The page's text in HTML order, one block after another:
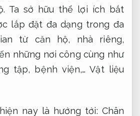
Ta sở hữu thể lợi ích bắt
lắp đặt đa dạng trong đa
từ căn hộ, nhà riêng,
những nơi công cùng như
tập, bệnh viện,…Vật liệu
nay là hướng tới: Chân